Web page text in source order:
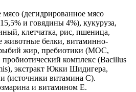
(дегидрированное мясо
и говядины 4%), кукуруза,
клетчатка, рис, пшеница,
животные белки, витаминно-
жир, пребиотики (MOC,
комплекс (Bacillus
экстракт Юкки Шидигера,
(источники витамина С).
и витамином Е.